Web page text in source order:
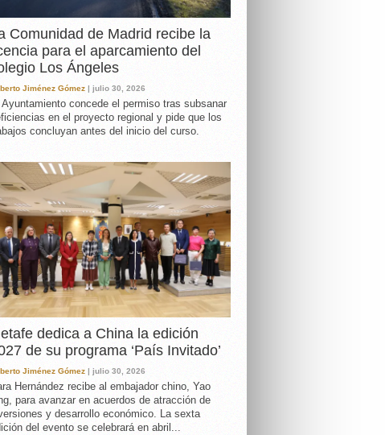
Comunidad de Madrid recibe la
para el aparcamiento del
Los Ángeles
Jiménez Gómez | julio 30, 2026
Ayuntamiento concede el permiso tras subsanar
en el proyecto regional y pide que los
concluyan antes del inicio del curso.
dedica a China la edición
de su programa ‘País Invitado’
Jiménez Gómez | julio 30, 2026
Hernández recibe al embajador chino, Yao
para avanzar en acuerdos de atracción de
y desarrollo económico. La sexta
del evento se celebrará en abril...